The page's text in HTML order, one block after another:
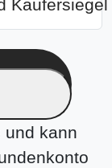
und kann